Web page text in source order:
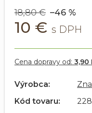
18,80 € –46 %
10 €
Cena dopravy od: 3,90
Výrobca:
Kód tovaru: